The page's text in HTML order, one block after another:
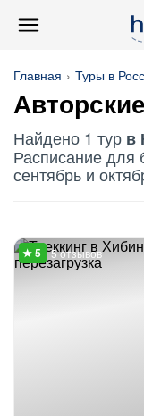
Главная Туры в
Найдено 1 тур в
Расписание для
сентябрь и
5 отзывов